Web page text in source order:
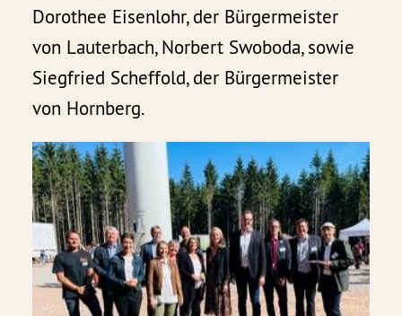
Dorothee Eisenlohr, der Bürgermeister
von Lauterbach, Norbert Swoboda, sowie
Siegfried Scheffold, der Bürgermeister
von Hornberg.